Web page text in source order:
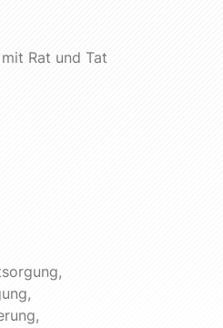
Rat und Tat
,
,
,